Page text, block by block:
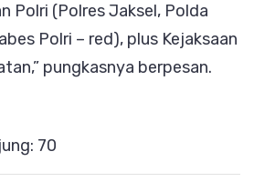
Polri (Polres Jaksel, Polda
Polri – red), plus Kejaksaan
pungkasnya berpesan.
70